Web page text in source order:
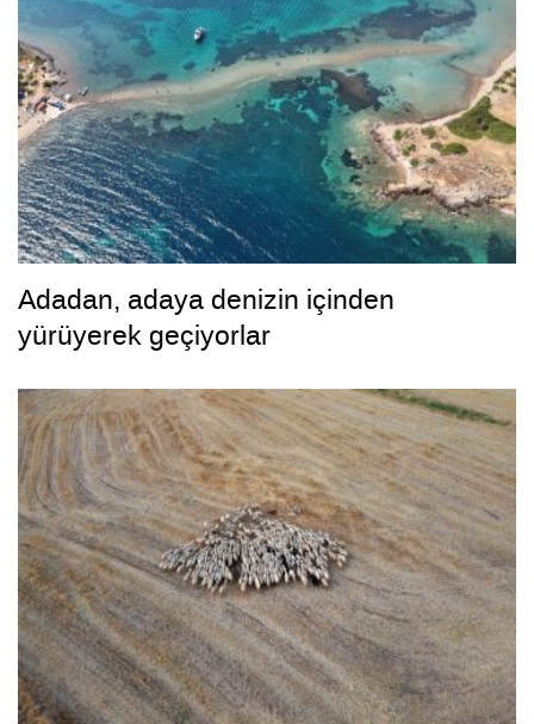
Adadan, adaya denizin içinden
yürüyerek geçiyorlar